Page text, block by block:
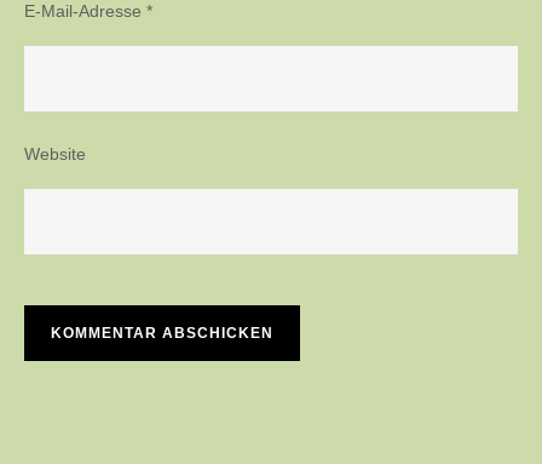
E-Mail-Adresse *
Website